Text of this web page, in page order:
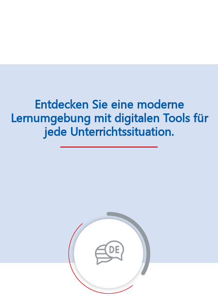
Entdecken Sie eine moderne
Lernumgebung mit digitalen Tools für
jede Unterrichtssituation.